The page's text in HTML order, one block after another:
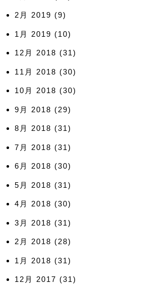
2月 2019 (9)
1月 2019 (10)
12月 2018 (31)
11月 2018 (30)
10月 2018 (30)
9月 2018 (29)
8月 2018 (31)
7月 2018 (31)
6月 2018 (30)
5月 2018 (31)
4月 2018 (30)
3月 2018 (31)
2月 2018 (28)
1月 2018 (31)
12月 2017 (31)